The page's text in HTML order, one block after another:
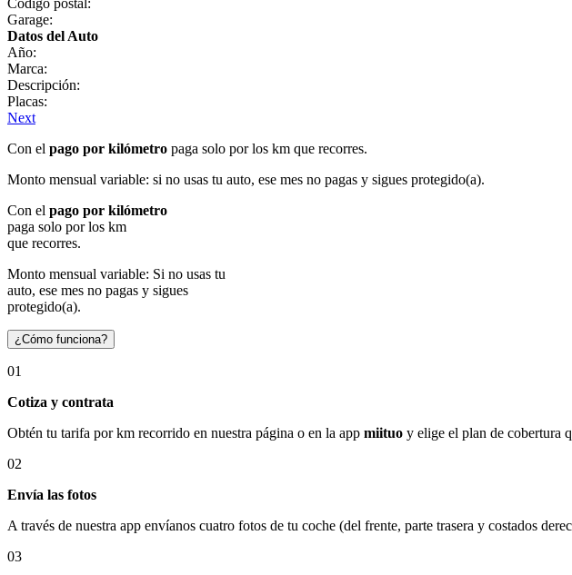
Garage:
Datos del Auto
Año:
Marca:
Descripción:
Placas:
Next
Con el pago por kilómetro paga solo por los km que recorres.
Monto mensual variable: si no usas tu auto, ese mes no pagas y sigues protegido(a).
Con el pago por kilómetro
paga solo por los km
que recorres.
Monto mensual variable: Si no usas tu
auto, ese mes no pagas y sigues
protegido(a).
¿Cómo funciona?
01
Cotiza y contrata
Obtén tu tarifa por km recorrido en nuestra página o en la app miituo y elige el plan de cobertura
02
Envía las fotos
A través de nuestra app envíanos cuatro fotos de tu coche (del frente, parte trasera y costados
03